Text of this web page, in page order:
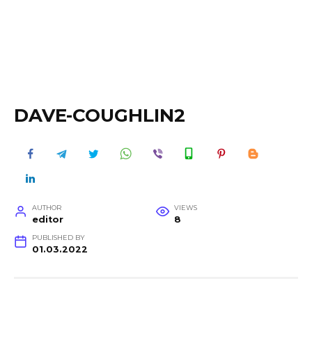
DAVE-COUGHLIN2
AUTHOR
editor
VIEWS
8
PUBLISHED BY
01.03.2022